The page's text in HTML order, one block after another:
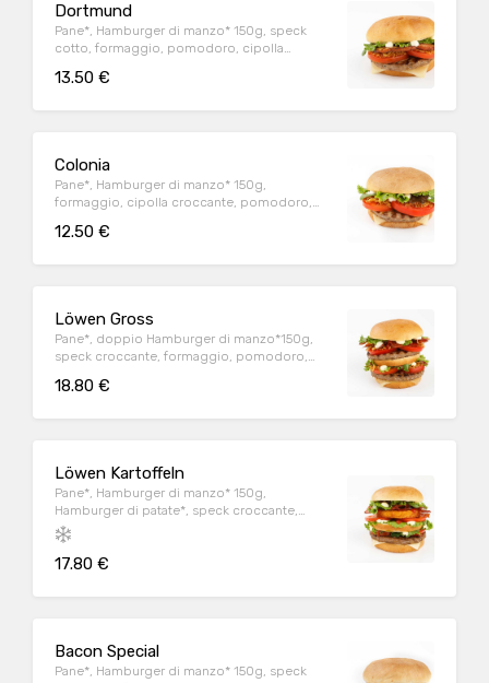
Dortmund
Pane*, Hamburger di manzo* 150g, speck
cotto, formaggio, pomodoro, cipolla
13.50 €
Colonia
Pane*, Hamburger di manzo* 150g,
formaggio, cipolla croccante, pomodoro,
12.50 €
Löwen Gross
Pane*, doppio Hamburger di manzo*150g,
speck croccante, formaggio, pomodoro,
maionese
18.80 €
Löwen Kartoffeln
Pane*, Hamburger di manzo* 150g,
Hamburger di patate*, speck croccante,
formaggio, insalata, pomodoro, salsa
piccante e maionese
17.80 €
Bacon Special
Pane*, Hamburger di manzo* 150g, speck